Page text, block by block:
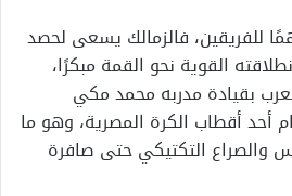
للفريقين، فالزمالك يسعى لحصد
القوية نحو القمة مبكرًا،
بقيادة مدربه محمد مكي
أحد أقطاب الكرة المصرية، وهو ما
والصراع التكتيكي حتى صافرة